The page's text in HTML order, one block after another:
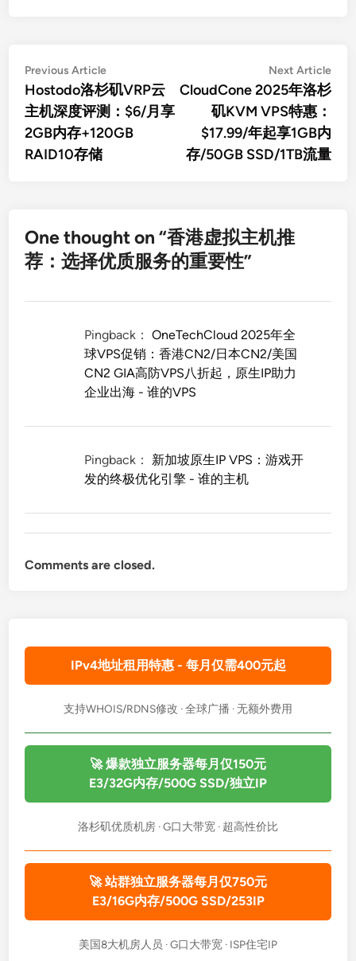
文
章
导
航
Previous ArticlePrevious
article:
Hostodo洛杉矶VRP云
主机深度评测：$6/月享
2GB内存+120GB
RAID10存储
Next Article
CloudCone 2025年洛杉
矶KVM VPS特惠：
$17.99/年起享1GB内
存/50GB SSD/1TB流量
One thought on “香港虚拟主机推
荐：选择优质服务的重要性”
Pingback：OneTechCloud 2025年全
球VPS促销：香港CN2/日本CN2/美国
CN2 GIA高防VPS八折起，原生IP助力
企业出海 - 谁的VPS
Pingback： 新加坡原生IP VPS：游戏开
发的终极优化引擎 - 谁的主机
Comments are closed.
IPv4地址租用特惠 - 每月仅需400元起
支持WHOIS/RDNS修改 · 全球广播 · 无额外费用
🚀 爆款独立服务器每月仅150元
E3/32G内存/500G SSD/独立IP
洛杉矶优质机房 · G口大带宽 · 超高性价比
🚀 站群独立服务器每月仅750元
E3/16G内存/500G SSD/253IP
美国8大机房人员 · G口大带宽 · ISP住宅IP